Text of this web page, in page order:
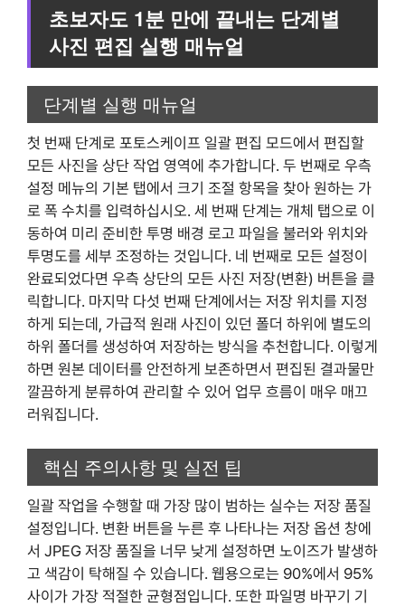
초보자도 1분 만에 끝내는 단계별
사진 편집 실행 매뉴얼
단계별 실행 매뉴얼
첫 번째 단계로 포토스케이프 일괄 편집 모드에서 편집할
모든 사진을 상단 작업 영역에 추가합니다. 두 번째로 우측
설정 메뉴의 기본 탭에서 크기 조절 항목을 찾아 원하는 가
로 폭 수치를 입력하십시오. 세 번째 단계는 개체 탭으로 이
동하여 미리 준비한 투명 배경 로고 파일을 불러와 위치와
투명도를 세부 조정하는 것입니다. 네 번째로 모든 설정이
완료되었다면 우측 상단의 모든 사진 저장(변환) 버튼을 클
릭합니다. 마지막 다섯 번째 단계에서는 저장 위치를 지정
하게 되는데, 가급적 원래 사진이 있던 폴더 하위에 별도의
하위 폴더를 생성하여 저장하는 방식을 추천합니다. 이렇게
하면 원본 데이터를 안전하게 보존하면서 편집된 결과물만
깔끔하게 분류하여 관리할 수 있어 업무 흐름이 매우 매끄
러워집니다.
핵심 주의사항 및 실전 팁
일괄 작업을 수행할 때 가장 많이 범하는 실수는 저장 품질
설정입니다. 변환 버튼을 누른 후 나타나는 저장 옵션 창에
서 JPEG 저장 품질을 너무 낮게 설정하면 노이즈가 발생하
고 색감이 탁해질 수 있습니다. 웹용으로는 90%에서 95%
사이가 가장 적절한 균형점입니다. 또한 파일명 바꾸기 기